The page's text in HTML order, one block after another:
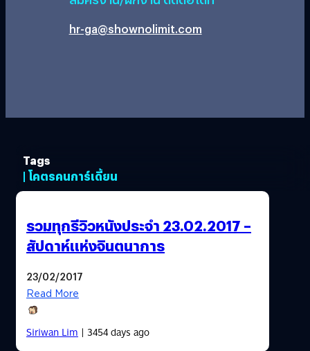
hr-ga@shownolimit.com
Tags
| โคตรคนการ์เดี้ยน
รวมทุกรีวิวหนังประจำ 23.02.2017 –
สัปดาห์แห่งจินตนาการ
23/02/2017
Read More
Siriwan Lim| 3454 days ago